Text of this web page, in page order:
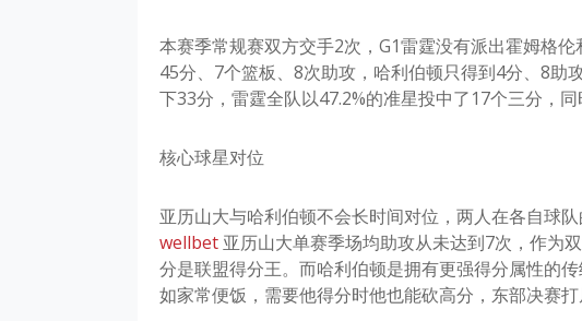
本赛季常规赛双方交手2次，G1雷霆没有派出霍姆格
45分、7个篮板、8次助攻，哈利伯顿只得到4分、8助
下33分，雷霆全队以47.2%的准星投中了17个三分，同
核心球星对位
亚历山大与哈利伯顿不会长时间对位，两人在各自球队
wellbet 亚历山大单赛季场均助攻从未达到7次，作为
分是联盟得分王。而哈利伯顿是拥有更强得分属性的
如家常便饭，需要他得分时他也能砍高分，东部决赛打